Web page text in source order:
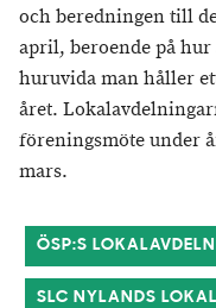
och beredningen till
april, beroende på
huruvida man håller
året.
föreningsmöte under
mars.
ÖSP:S
SLC NYLANDS